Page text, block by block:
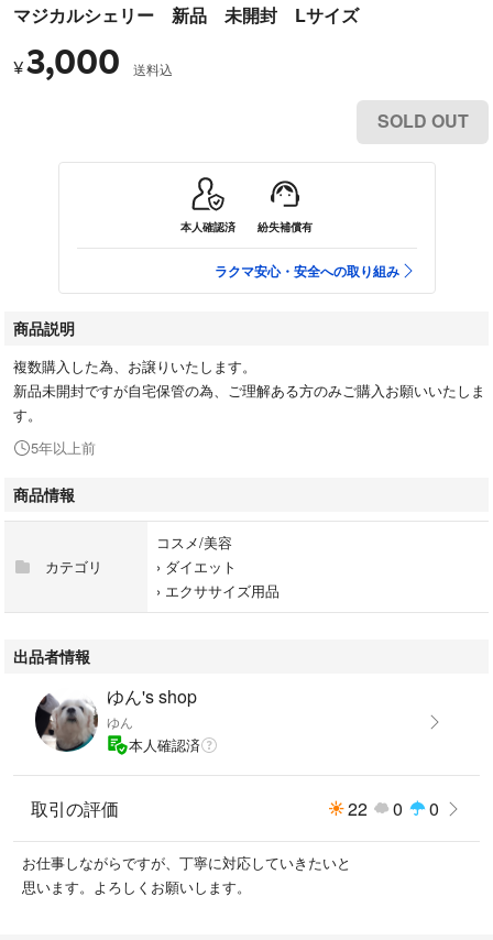
マジカルシェリー 新品 未開封 Lサイズ
¥3,000 送料込
SOLD OUT
本人確認済 紛失補償有
ラクマ安心・安全への取り組み
商品説明
複数購入した為、お譲りいたします。
新品未開封ですが自宅保管の為、ご理解ある方のみご購入お願いいたしま
す。
5年以上前
商品情報
カテゴリ
コスメ/美容
› ダイエット
› エクササイズ用品
出品者情報
ゆん's shop
ゆん
本人確認済
取引の評価 22 0 0
お仕事しながらですが、丁寧に対応していきたいと
思います。よろしくお願いします。